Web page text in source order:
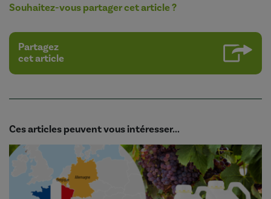
Souhaitez-vous partager cet article ?
Partagez
cet article
Ces articles peuvent vous intéresser...